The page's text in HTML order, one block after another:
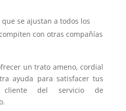
se ajustan a todos los
con otras compañías
un trato ameno, cordial
ayuda para satisfacer tus
cliente del servicio de